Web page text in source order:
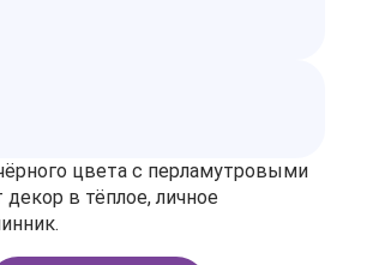
цвета с перламутровыми
в тёплое, личное